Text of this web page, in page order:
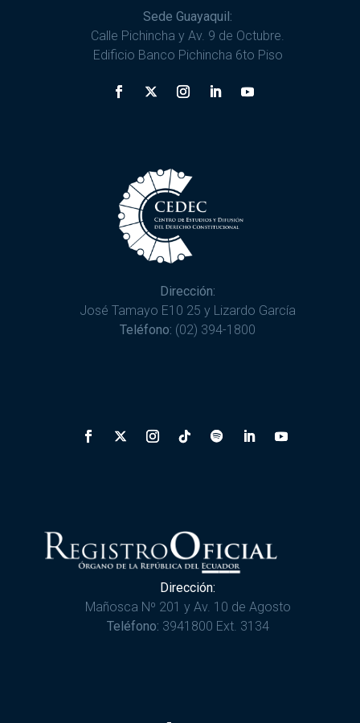
Sede Guayaquil:
Calle Pichincha y Av. 9 de Octubre.
Edificio Banco Pichincha 6to Piso
Dirección:
José Tamayo E10 25 y Lizardo García
Teléfono: (02) 394-1800
Dirección:
Mañosca Nº 201 y Av. 10 de Agosto
Teléfono: 3941800 Ext. 3134